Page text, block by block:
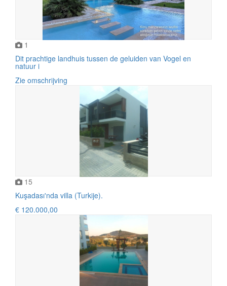
1
Dit prachtige landhuis tussen de geluiden van Vogel en
natuur i
Zie omschrijving
15
Kuşadası'nda villa (Turkije).
€ 120.000,00